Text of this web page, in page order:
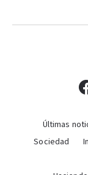
Últimas
Sociedad